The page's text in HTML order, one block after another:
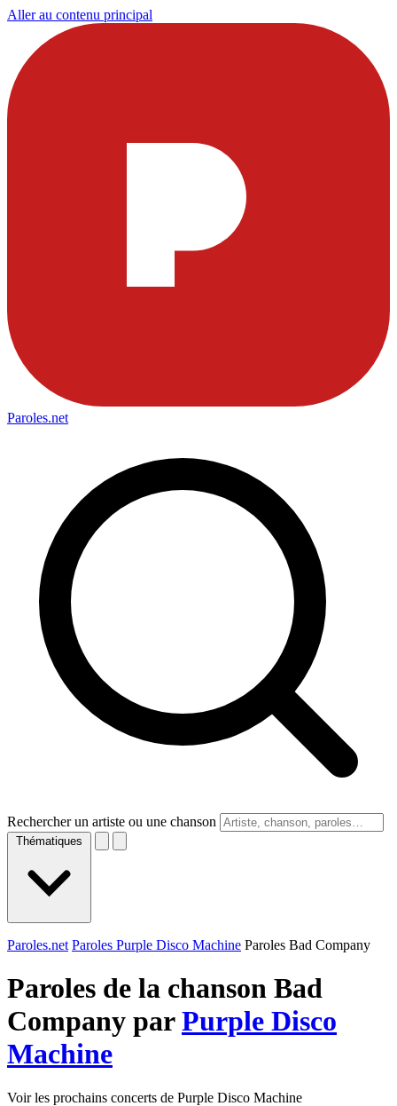
Aller au contenu principal
Paroles.net
Rechercher un artiste ou une chanson
Thématiques
Paroles.net Paroles Purple Disco Machine Paroles Bad Company
Paroles de la chanson Bad
Company parPurple Disco
Machine
Voir les prochains concerts de Purple Disco Machine